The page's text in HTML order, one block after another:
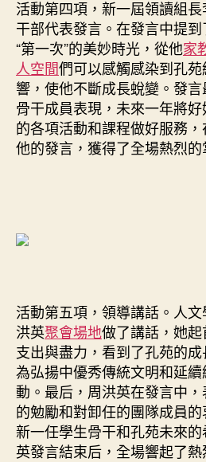
活動第四項，新一屆領讀組
干部代表發言。在發言中提
“第一次”的美妙時光，從他家
人空間們可以感觸感染到孔
響，使他不斷成長蛻變。發
骨干成員表現，未來一年將
的各項活動和課程做好服務
他的發言，獲得了全場熱烈的
活動第五項，領導講話。人
洪英聚會場地做了講話，她
支出與盡力，看到了孔苑的
為弘揚中優秀傳統文明和延
動。最后，周洪英在發言中
的勉勵和對卸任的團隊成員
新一任學生骨干和孔苑未來的
英發言結束后，全場響起了熱